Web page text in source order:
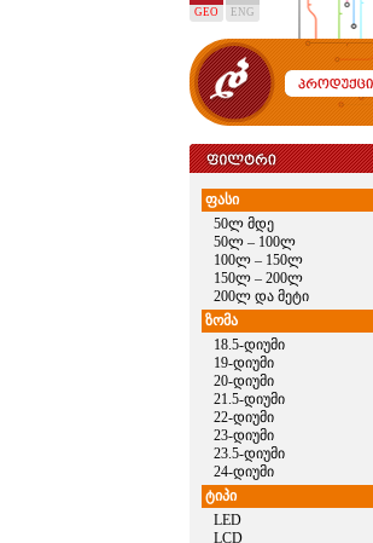
GEO ENG
ფასი
50ლ მდე
50ლ – 100ლ
100ლ – 150ლ
150ლ – 200ლ
200ლ და მეტი
ზომა
18.5-დიუმი
19-დიუმი
20-დიუმი
21.5-დიუმი
22-დიუმი
23-დიუმი
23.5-დიუმი
24-დიუმი
ტიპი
LED
LCD